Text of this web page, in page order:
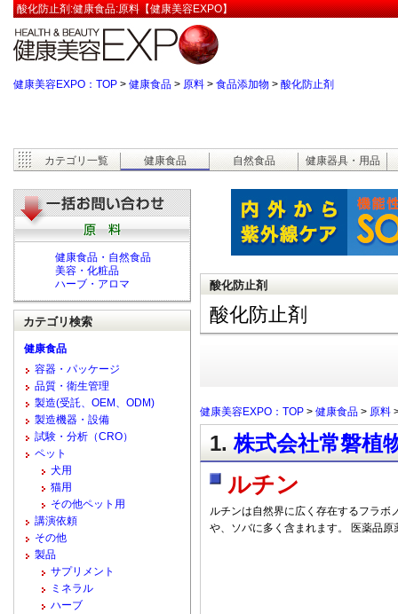
酸化防止剤:健康食品:原料【健康美容EXPO】
健康美容EXPO：TOP > 健康食品 > 原料 > 食品添加物 > 酸化防止剤
カテゴリ一覧 健康食品 自然食品 健康器具・用品
酸化防止剤
酸化防止剤
健康美容EXPO：TOP > 健康食品 > 原料
1.株式会社常磐植
ルチン
ルチンは自然界に広く存在するフラボ
や、ソバに多く含まれます。 医薬品原
健康食品・自然食品
美容・化粧品
ハーブ・アロマ
カテゴリ検索
健康食品
容器・パッケージ
品質・衛生管理
製造(受託、OEM、ODM)
製造機器・設備
試験・分析（CRO）
ペット
犬用
猫用
その他ペット用
講演依頼
その他
製品
サプリメント
ミネラル
ハーブ